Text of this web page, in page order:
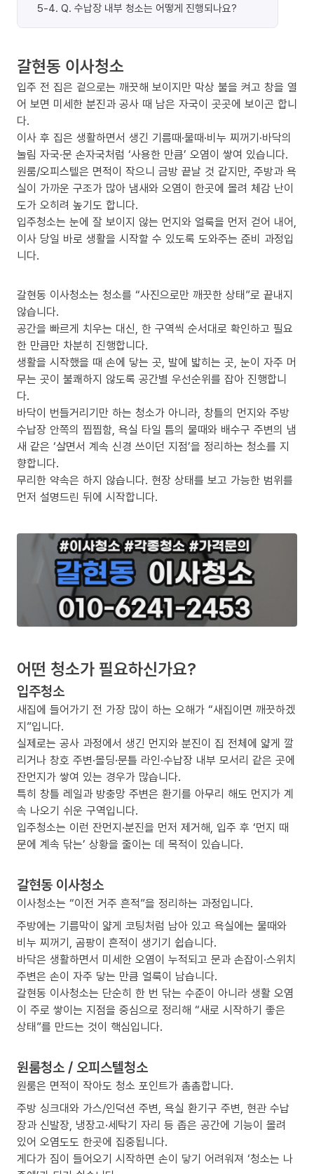
5-4. Q. 수납장 내부 청소는 어떻게 진행되나요?
갈현동 이사청소
입주 전 집은 겉으로는 깨끗해 보이지만 막상 불을 켜고 창을 열
어 보면 미세한 분진과 공사 때 남은 자국이 곳곳에 보이곤 합니
다.
이사 후 집은 생활하면서 생긴 기름때·물때·비누 찌꺼기·바닥의
눌림 자국·문 손자국처럼 ‘사용한 만큼’ 오염이 쌓여 있습니다.
원룸/오피스텔은 면적이 작으니 금방 끝날 것 같지만, 주방과 욕
실이 가까운 구조가 많아 냄새와 오염이 한곳에 몰려 체감 난이
도가 오히려 높기도 합니다.
입주청소는 눈에 잘 보이지 않는 먼지와 얼룩을 먼저 걷어 내어,
이사 당일 바로 생활을 시작할 수 있도록 도와주는 준비 과정입
니다.
갈현동 이사청소는 청소를 “사진으로만 깨끗한 상태”로 끝내지
않습니다.
공간을 빠르게 치우는 대신, 한 구역씩 순서대로 확인하고 필요
한 만큼만 차분히 진행합니다.
생활을 시작했을 때 손에 닿는 곳, 발에 밟히는 곳, 눈이 자주 머
무는 곳이 불쾌하지 않도록 공간별 우선순위를 잡아 진행합니
다.
바닥이 번들거리기만 하는 청소가 아니라, 창틀의 먼지와 주방
수납장 안쪽의 찝찝함, 욕실 타일 틈의 물때와 배수구 주변의 냄
새 같은 ‘살면서 계속 신경 쓰이던 지점’을 정리하는 청소를 지
향합니다.
무리한 약속은 하지 않습니다. 현장 상태를 보고 가능한 범위를
먼저 설명드린 뒤에 시작합니다.
어떤 청소가 필요하신가요?
입주청소
새집에 들어가기 전 가장 많이 하는 오해가 “새집이면 깨끗하겠
지”입니다.
실제로는 공사 과정에서 생긴 먼지와 분진이 집 전체에 얇게 깔
리거나 창호 주변·몰딩·문틀 라인·수납장 내부 모서리 같은 곳에
잔먼지가 쌓여 있는 경우가 많습니다.
특히 창틀 레일과 방충망 주변은 환기를 아무리 해도 먼지가 계
속 나오기 쉬운 구역입니다.
입주청소는 이런 잔먼지·분진을 먼저 제거해, 입주 후 ‘먼지 때
문에 계속 닦는’ 상황을 줄이는 데 목적이 있습니다.
갈현동 이사청소
이사청소는 “이전 거주 흔적”을 정리하는 과정입니다.
주방에는 기름막이 얇게 코팅처럼 남아 있고 욕실에는 물때와
비누 찌꺼기, 곰팡이 흔적이 생기기 쉽습니다.
바닥은 생활하면서 미세한 오염이 누적되고 문과 손잡이·스위치
주변은 손이 자주 닿는 만큼 얼룩이 남습니다.
갈현동 이사청소는 단순히 한 번 닦는 수준이 아니라 생활 오염
이 주로 쌓이는 지점을 중심으로 정리해 “새로 시작하기 좋은
상태”를 만드는 것이 핵심입니다.
원룸청소 / 오피스텔청소
원룸은 면적이 작아도 청소 포인트가 촘촘합니다.
주방 싱크대와 가스/인덕션 주변, 욕실 환기구 주변, 현관 수납
장과 신발장, 냉장고·세탁기 자리 등 좁은 공간에 기능이 몰려
있어 오염도도 한곳에 집중됩니다.
게다가 짐이 들어오기 시작하면 손이 닿기 어려워져 ‘청소는 나